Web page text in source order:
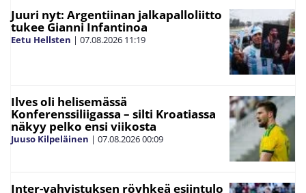
Juuri nyt: Argentiinan jalkapalloliitto
tukee Gianni Infantinoa
Eetu Hellsten | 07.08.2026 11:19
Ilves oli helisemässä
Konferenssiliigassa – silti Kroatiassa
näkyy pelko ensi viikosta
Juuso Kilpeläinen | 07.08.202600:09
Inter-vahvistuksen röyhkeä esiintulo